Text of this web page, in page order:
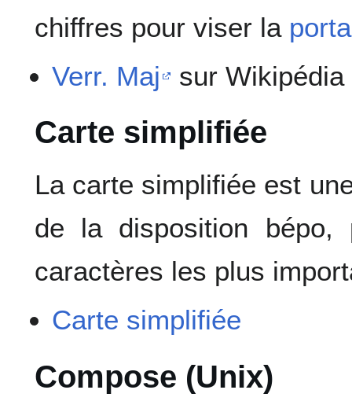
chiffres pour viser la
Verr. Maj
sur Wikipédia
Carte simplifiée
La carte simplifiée est
de la disposition bépo,
caractères les plus
Carte simplifiée
Compose (Unix)